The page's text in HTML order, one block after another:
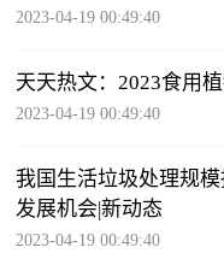
2023-04-19 00:49:40
天天热文：2023食用
2023-04-19 00:49:40
我国生活垃圾处理规
发展机会|新动态
2023-04-19 00:49:40